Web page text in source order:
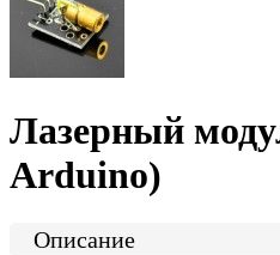
Лазерный
Arduino)
Описание